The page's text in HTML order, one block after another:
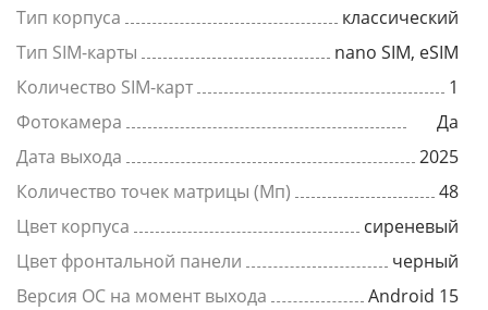
Тип корпуса
классический
Тип SIM-карты
nano SIM, eSIM
Количество SIM-карт
1
Фотокамера
Да
Дата выхода
2025
Количество точек матрицы (Мп)
48
Цвет корпуса
сиреневый
Цвет фронтальной панели
черный
Версия ОС на момент выхода
Android 15